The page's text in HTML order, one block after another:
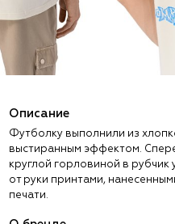
Описание
Футболку выполнили из
выстиранным эффектом.
круглой горловиной в
от руки принтами,
печати.